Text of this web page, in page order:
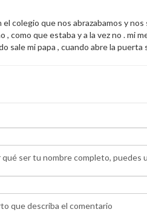
colegio que nos abrazabamos y
, como que estaba y a la vez no . mi
sale mi papa , cuando abre la
ser tu nombre completo, puedes
que describa el comentario